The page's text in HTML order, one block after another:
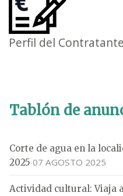
Perfil del Contratante
Tablón de
Corte de agua en la
2025 07 AGOSTO 2025
Actividad cultural: Viaja